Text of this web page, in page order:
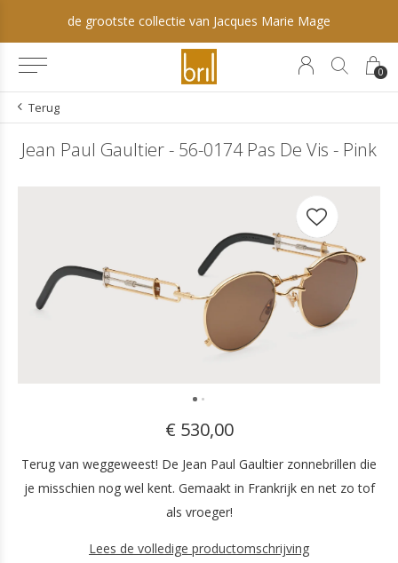
0
de grootste collectie van Jacques Marie Mage
Terug
Jean Paul Gaultier - 56-0174 Pas De Vis - Pink
€ 530,00
Terug van weggeweest! De Jean Paul Gaultier zonnebrillen die
je misschien nog wel kent. Gemaakt in Frankrijk en net zo tof
als vroeger!
Lees de volledige productomschrijving